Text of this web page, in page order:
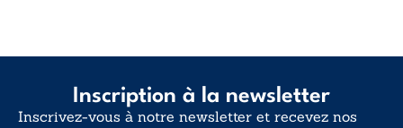
Inscription à la newsletter
Inscrivez-vous à notre newsletter et recevez nos